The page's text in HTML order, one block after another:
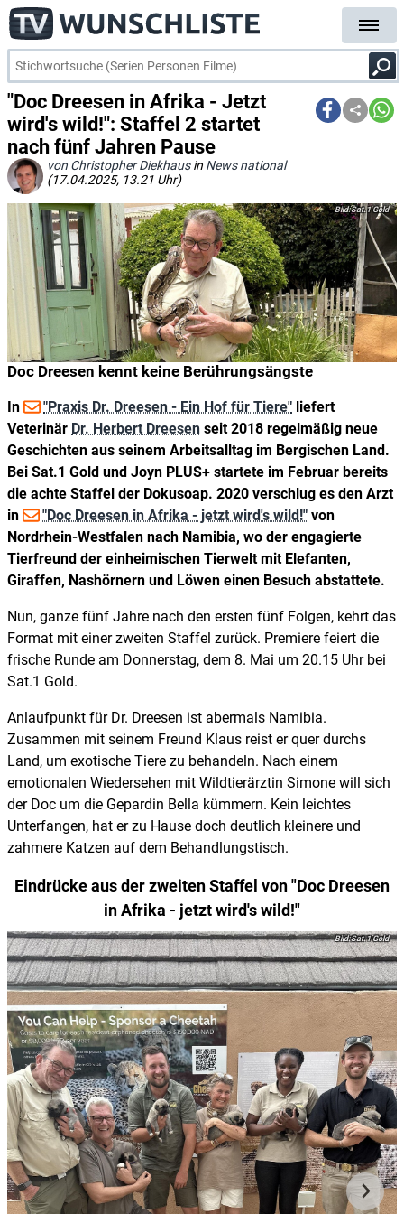
"Doc Dreesen in Afrika - Jetzt
wird's wild!": Staffel 2 startet
nach fünf Jahren Pause
von Christopher Diekhausin News national
(17.04.2025, 13.21 Uhr)
Doc Dreesen kennt keine Berührungsängste
Sat.1 Gold
In "Praxis Dr. Dreesen - Ein Hof für Tiere" liefert
Veterinär Dr. Herbert Dreesen seit 2018 regelmäßig neue
Geschichten aus seinem Arbeitsalltag im Bergischen Land.
Bei Sat.1 Gold und Joyn PLUS+ startete im Februar bereits
die achte Staffel der Dokusoap. 2020 verschlug es den Arzt
in
"Doc Dreesen in Afrika - jetzt wird's wild!" von
Nordrhein-Westfalen nach Namibia, wo der engagierte
Tierfreund der einheimischen Tierwelt mit Elefanten,
Giraffen, Nashörnern und Löwen einen Besuch abstattete.
Nun, ganze fünf Jahre nach den ersten fünf Folgen, kehrt das
Format mit einer zweiten Staffel zurück. Premiere feiert die
frische Runde am Donnerstag, dem 8. Mai um 20.15 Uhr bei
Sat.1 Gold.
Anlaufpunkt für Dr. Dreesen ist abermals Namibia.
Zusammen mit seinem Freund Klaus reist er quer durchs
Land, um exotische Tiere zu behandeln. Nach einem
emotionalen Wiedersehen mit Wildtierärztin Simone will sich
der Doc um die Gepardin Bella kümmern. Kein leichtes
Unterfangen, hat er zu Hause doch deutlich kleinere und
zahmere Katzen auf dem Behandlungstisch.
Eindrücke aus der zweiten Staffel von "Doc Dreesen
in Afrika - jetzt wird's wild!"
Sat.1 Gold